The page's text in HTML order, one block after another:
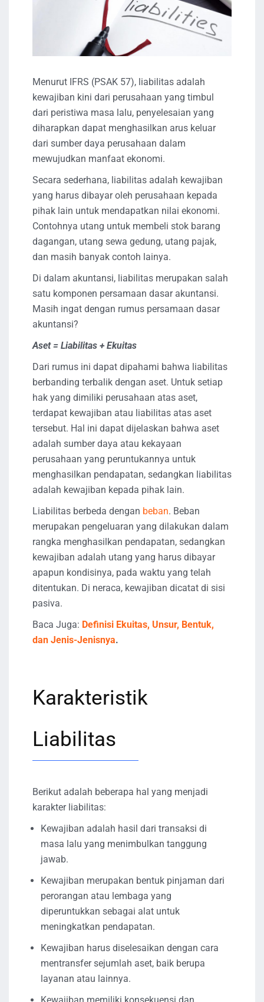
Menurut IFRS (PSAK 57), liabilitas adalah
kewajiban kini dari perusahaan yang timbul
dari peristiwa masa lalu, penyelesaian yang
diharapkan dapat menghasilkan arus keluar
dari sumber daya perusahaan dalam
mewujudkan manfaat ekonomi.
Secara sederhana, liabilitas adalah kewajiban
yang harus dibayar oleh perusahaan kepada
pihak lain untuk mendapatkan nilai ekonomi.
Contohnya utang untuk membeli stok barang
dagangan, utang sewa gedung, utang pajak,
dan masih banyak contoh lainya.
Di dalam akuntansi, liabilitas merupakan salah
satu komponen persamaan dasar akuntansi.
Masih ingat dengan rumus persamaan dasar
akuntansi?
Aset = Liabilitas + Ekuitas
Dari rumus ini dapat dipahami bahwa liabilitas
berbanding terbalik dengan aset. Untuk setiap
hak yang dimiliki perusahaan atas aset,
terdapat kewajiban atau liabilitas atas aset
tersebut. Hal ini dapat dijelaskan bahwa aset
adalah sumber daya atau kekayaan
perusahaan yang peruntukannya untuk
menghasilkan pendapatan, sedangkan liabilitas
adalah kewajiban kepada pihak lain.
Liabilitas berbeda dengan beban. Beban
merupakan pengeluaran yang dilakukan dalam
rangka menghasilkan pendapatan, sedangkan
kewajiban adalah utang yang harus dibayar
apapun kondisinya, pada waktu yang telah
ditentukan. Di neraca, kewajiban dicatat di sisi
pasiva.
Baca Juga: Definisi Ekuitas, Unsur, Bentuk,
dan Jenis-Jenisnya.
Karakteristik
Liabilitas
Berikut adalah beberapa hal yang menjadi
karakter liabilitas:
Kewajiban adalah hasil dari transaksi di
masa lalu yang menimbulkan tanggung
jawab.
Kewajiban merupakan bentuk pinjaman dari
perorangan atau lembaga yang
diperuntukkan sebagai alat untuk
meningkatkan pendapatan.
Kewajiban harus diselesaikan dengan cara
mentransfer sejumlah aset, baik berupa
layanan atau lainnya.